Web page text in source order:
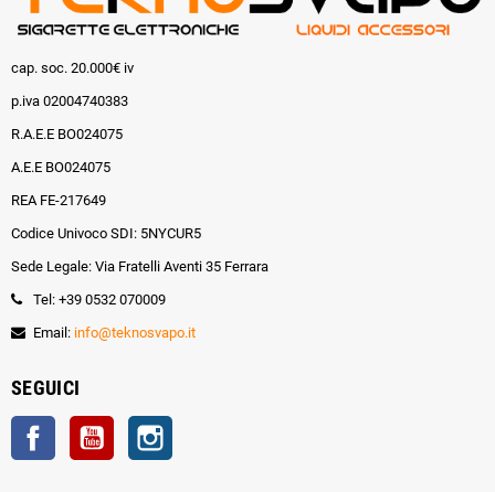
cap. soc. 20.000€ iv
p.iva 02004740383
R.A.E.E BO024075
A.E.E BO024075
REA FE-217649
Codice Univoco SDI: 5NYCUR5
Sede Legale: Via Fratelli Aventi 35 Ferrara
Tel: +39 0532 070009
Email: info@teknosvapo.it
SEGUICI
Facebook YouTube